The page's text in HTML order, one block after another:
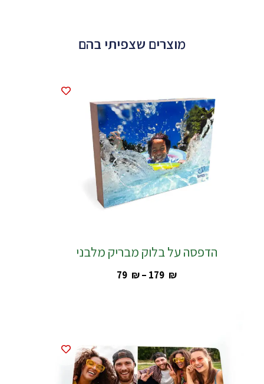
מוצרים שצפיתי בהם
הדפסה על בלוק מבריק מלבני
‎79 ₪– ‎179 ₪